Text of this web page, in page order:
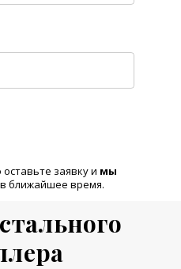
заявку и мы
в ближайшее время.